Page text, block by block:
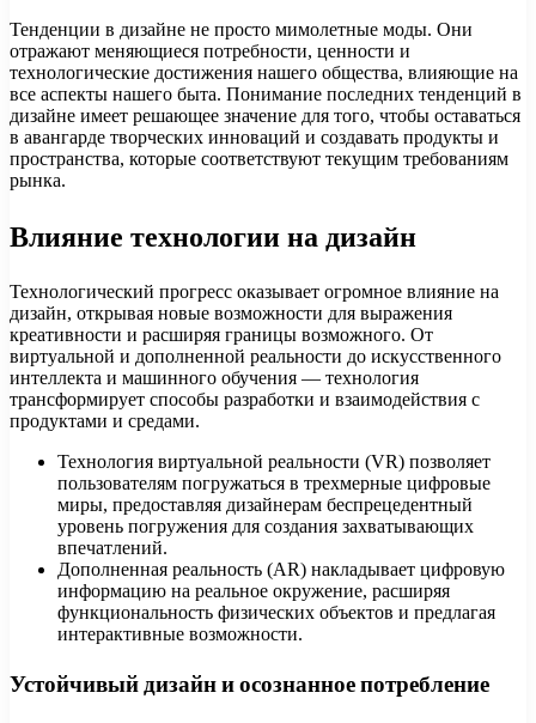
Тенденции в дизайне не просто мимолетные моды. Они
отражают меняющиеся потребности, ценности и
технологические достижения нашего общества, влияющие на
все аспекты нашего быта. Понимание последних тенденций в
дизайне имеет решающее значение для того, чтобы оставаться
в авангарде творческих инноваций и создавать продукты и
пространства, которые соответствуют текущим требованиям
рынка.
Влияние технологии на дизайн
Технологический прогресс оказывает огромное влияние на
дизайн, открывая новые возможности для выражения
креативности и расширяя границы возможного. От
виртуальной и дополненной реальности до искусственного
интеллекта и машинного обучения — технология
трансформирует способы разработки и взаимодействия с
продуктами и средами.
Технология виртуальной реальности (VR) позволяет
пользователям погружаться в трехмерные цифровые
миры, предоставляя дизайнерам беспрецедентный
уровень погружения для создания захватывающих
впечатлений.
Дополненная реальность (AR) накладывает цифровую
информацию на реальное окружение, расширяя
функциональность физических объектов и предлагая
интерактивные возможности.
Устойчивый дизайн и осознанное потребление